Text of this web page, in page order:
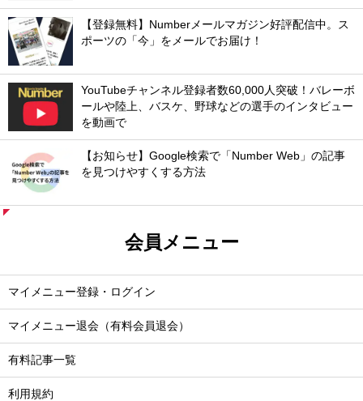
【登録無料】Numberメールマガジン好評配信中。ス
ポーツの「今」をメールでお届け！
YouTubeチャンネル登録者数60,000人突破！バレーボ
ールや陸上、バスケ、野球などの選手のインタビュー
を動画で
【お知らせ】Google検索で「Number Web」の記事
を見つけやすくする方法
会員メニュー
マイメニュー登録・ログイン
マイメニュー退会（有料会員退会）
有料記事一覧
利用規約